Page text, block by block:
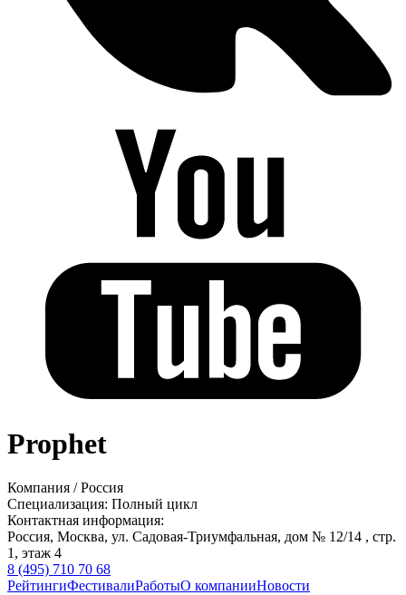
Prophet
Компания /Россия
Специализация: Полный цикл
Контактная информация:
Россия, Москва, ул. Садовая-Триумфальная, дом № 12/14 , стр.
1, этаж 4
8 (495) 710 70 68
РейтингиФестивалиРаботыО компанииНовости